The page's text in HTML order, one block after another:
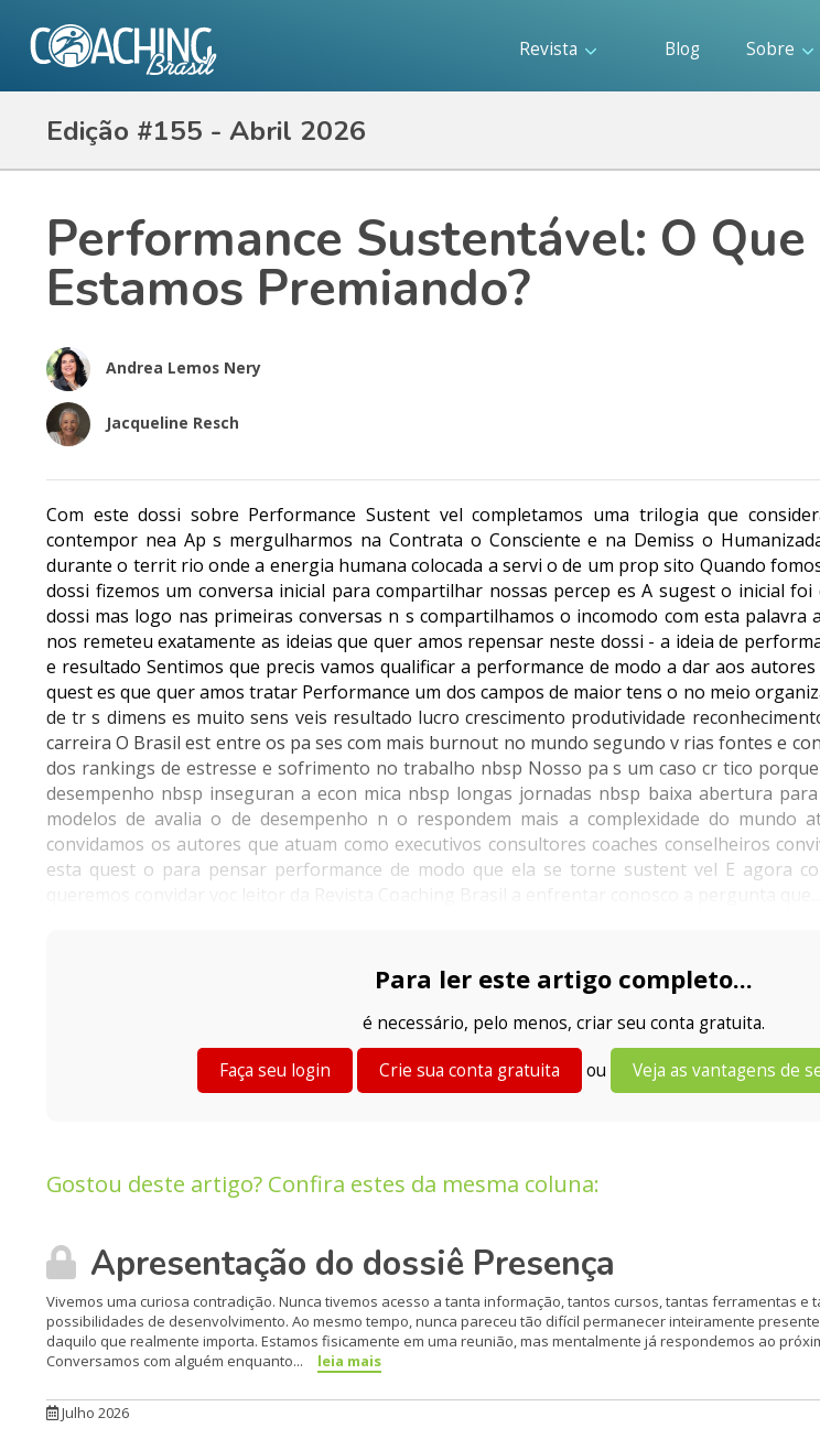
Revista Blog Sobre
Edição #155 - Abril 2026
Performance Sustentável: O
Estamos Premiando?
Andrea Lemos Nery
Jacqueline Resch
Com este dossi sobre Performance Sustent vel completamos uma trilogia que
contempor nea Ap s mergulharmos na Contrata o Consciente e na Demiss o
durante o territ rio onde a energia humana colocada a servi o de um prop sito Quando
dossi fizemos um conversa inicial para compartilhar nossas percep es A sugest o inicial
dossi mas logo nas primeiras conversas n s compartilhamos o incomodo com esta palavra
nos remeteu exatamente as ideias que quer amos repensar neste dossi - a ideia de
e resultado Sentimos que precis vamos qualificar a performance de modo a dar aos
quest es que quer amos tratar Performance um dos campos de maior tens o no meio
de tr s dimens es muito sens veis resultado lucro crescimento produtividade
carreira O Brasil est entre os pa ses com mais burnout no mundo segundo v rias fontes e
dos rankings de estresse e sofrimento no trabalho nbsp Nosso pa s um caso cr tico
desempenho nbsp inseguran a econ mica nbsp longas jornadas nbsp baixa abertura
modelos de avalia o de desempenho n o respondem mais a complexidade do mundo
convidamos os autores que atuam como executivos consultores coaches conselheiros
esta quest o para pensar performance de modo que ela se torne sustent vel E agora
Para ler este artigo completo...
é necessário, pelo menos, criar seu conta gratuita.
Faça seu login Crie sua conta gratuita ou Veja as vantagens de
Gostou deste artigo? Confira estes da mesma coluna:
Apresentação do dossiê Presença
Vivemos uma curiosa contradição. Nunca tivemos acesso a tanta informação, tantos cursos, tantas ferramentas e
possibilidades de desenvolvimento. Ao mesmo tempo, nunca pareceu tão difícil permanecer inteiramente
daquilo que realmente importa. Estamos fisicamente em uma reunião, mas mentalmente já respondemos ao
Conversamos com alguém enquanto...
leia mais
Julho 2026